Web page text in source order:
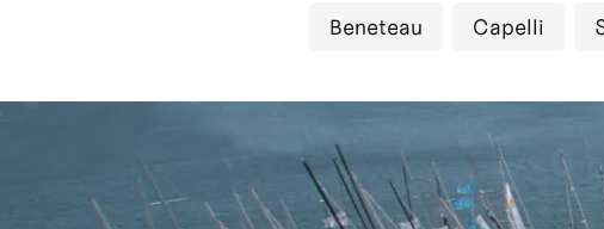
Beneteau Capelli